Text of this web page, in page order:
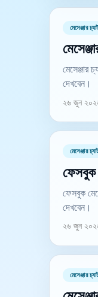
মেসেঞ্জার
মেসেঞ্জার
দেখবেন।
২৬ জুন
মেসেঞ্জার
ফেসবুক
ফেসবুক
দেখবেন।
২৬ জুন
মেসেঞ্জার